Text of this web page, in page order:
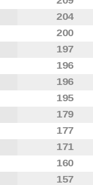
204
200
197
196
196
195
179
177
171
160
157